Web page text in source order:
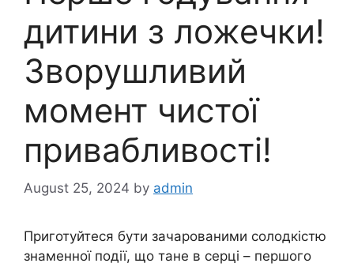
дитини з ложечки!
Зворушливий
момент чистої
привабливості!
August 25, 2024 by admin
Приготуйтеся бути зачарованими солодкістю
знаменної події, що тане в серці – першого